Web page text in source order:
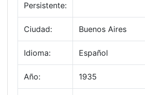
Persistente:
Ciudad: Buenos Aires
Idioma: Español
Año: 1935